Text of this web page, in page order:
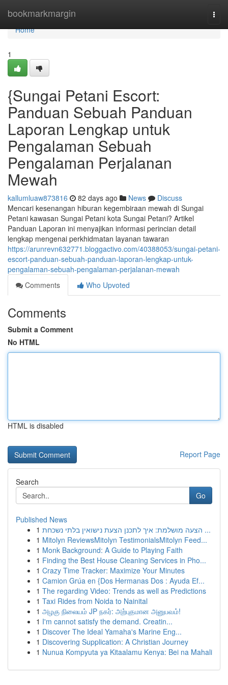
bookmarkmargin
Home
Home
1
{Sungai Petani Escort:
Panduan Sebuah Panduan
Laporan Lengkap untuk
Pengalaman Sebuah
Pengalaman Perjalanan
Mewah
kallumluaw873816 82 days ago News
Discuss
Mencari kesenangan hiburan kegembiraan mewah di Sungai
Petani kawasan Sungai Petani kota Sungai Petani? Artikel
Panduan Laporan ini menyajikan informasi perincian detail
lengkap mengenai perkhidmatan layanan tawaran
https://arunrevn632771.bloggactivo.com/40388053/sungai-petani-
escort-panduan-sebuah-panduan-laporan-lengkap-untuk-
pengalaman-sebuah-pengalaman-perjalanan-mewah
Comments
Who Upvoted
Comments
Submit a Comment
No HTML
HTML is disabled
Report Page
Search
Go
Published News
1
הצעה מושלמת: איך לתכנן הצעת נישואין בלתי נשכחת ...
1 Mitolyn ReviewsMitolyn TestimonialsMitolyn Feed...
1 Monk Background: A Guide to Playing Faith
1 Finding the Best House Cleaning Services in Pho...
1 Crazy Time Tracker: Maximize Your Minutes
1 Camion Grúa en {Dos Hermanas Dos : Ayuda Ef...
1 The regarding Video: Trends as well as Predictions
1 Taxi Rides from Noida to Nainital
1 அழகு நிலையம் JP நகர்: அற்புதமான அனுபவம்!
1 I'm cannot satisfy the demand. Creatin...
1 Discover The Ideal Yamaha's Marine Eng...
1 Discovering Supplication: A Christian Journey
1 Nunua Kompyuta ya Kitaalamu Kenya: Bei na Mahali